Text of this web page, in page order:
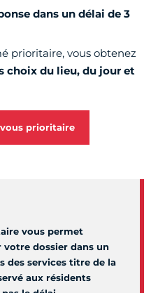
dans un délai de 3
prioritaire, vous obtenez
choix du lieu, du jour et
prioritaire
vous permet
votre dossier dans un
des services titre de la
aux résidents